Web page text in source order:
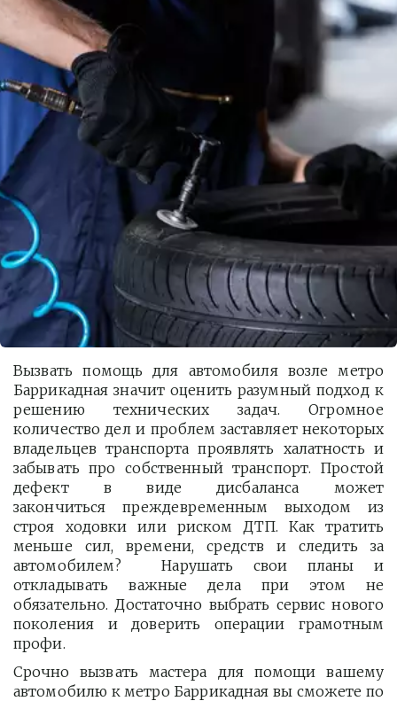
Вызвать помощь для автомобиля возле метро
Баррикадная значит оценить разумный подход к
решению технических задач. Огромное
количество дел и проблем заставляет некоторых
владельцев транспорта проявлять халатность и
забывать про собственный транспорт. Простой
дефект в виде дисбаланса может
закончиться преждевременным выходом из
строя ходовки или риском ДТП. Как тратить
меньше сил, времени, средств и следить за
автомобилем? Нарушать свои планы и
откладывать важные дела при этом не
обязательно. Достаточно выбрать сервис нового
поколения и доверить операции грамотным
профи.
Срочно вызвать мастера для помощи вашему
автомобилю к метро Баррикадная вы сможете по